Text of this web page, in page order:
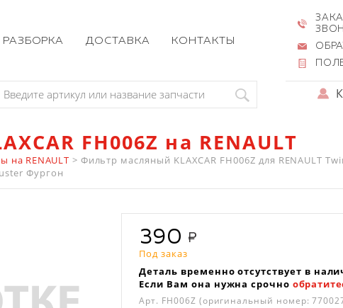
РАЗБОРКА ДОСТАВКА КОНТАКТЫ
FH006Z на RENAULT
на RENAULT > Фильтр масляный KLAXCAR FH006Z для RENAULT
Фургон
390
Под заказ
Деталь временно отсутствует в
Если Вам она нужна срочно
Арт. FH006Z (оригинальный номер: